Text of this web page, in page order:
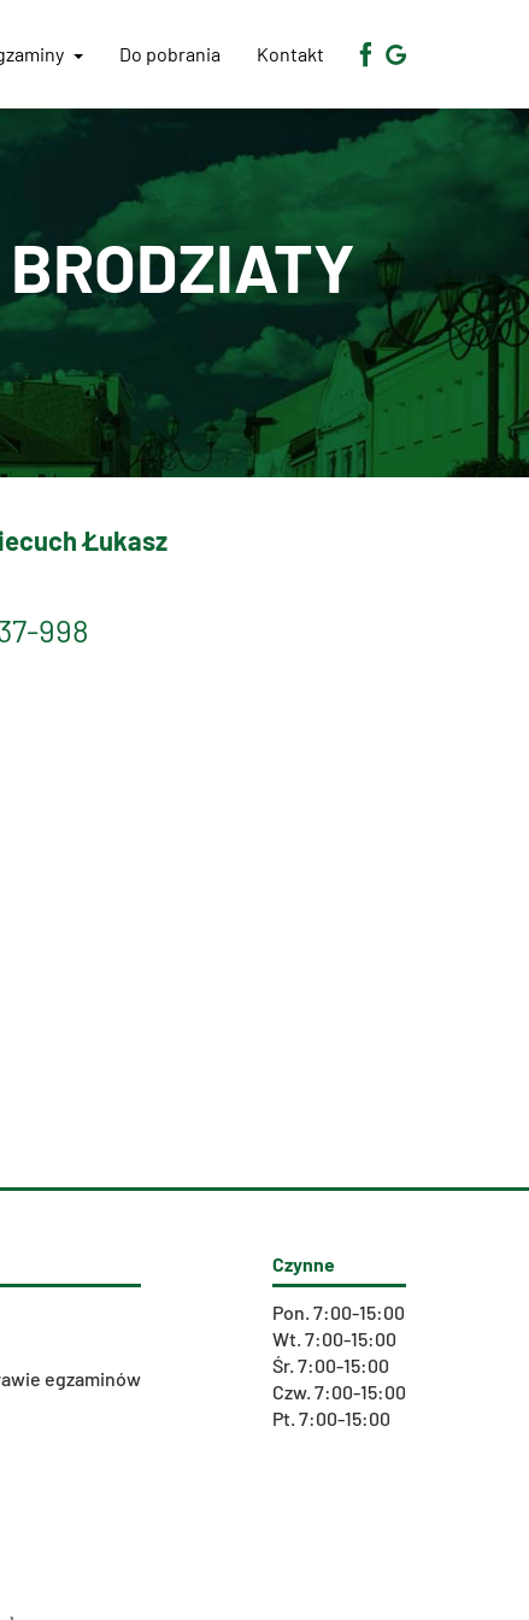
Do pobrania Kontakt
Łukasz
998
egzaminów
Czynne
Pon. 7:00-15:00
Wt. 7:00-15:00
Śr. 7:00-15:00
Czw. 7:00-15:00
Pt. 7:00-15:00